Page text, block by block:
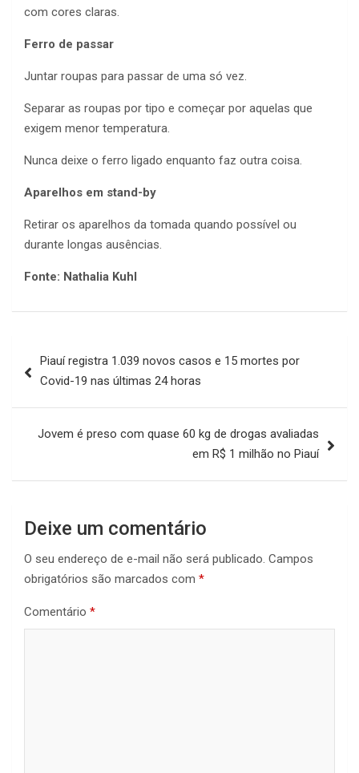
com cores claras.
Ferro de passar
Juntar roupas para passar de uma só vez.
Separar as roupas por tipo e começar por aquelas que
exigem menor temperatura.
Nunca deixe o ferro ligado enquanto faz outra coisa.
Aparelhos em stand-by
Retirar os aparelhos da tomada quando possível ou
durante longas ausências.
Fonte: Nathalia Kuhl
de
Piauí registra 1.039 novos casos e 15 mortes por
Covid-19 nas últimas 24 horas
Jovem é preso com quase 60 kg de drogas avaliadas
em R$ 1 milhão no Piauí
Deixe um comentário
O seu endereço de e-mail não será publicado. Campos
obrigatórios são marcados com *
Comentário *